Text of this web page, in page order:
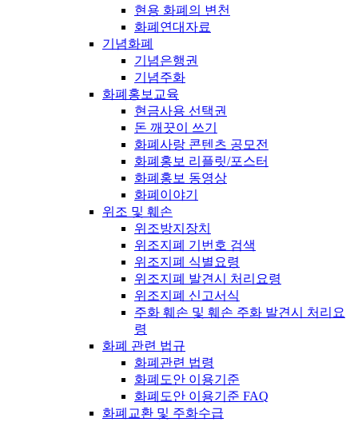
현용 화폐의 변천
화폐연대자료
기념화폐
기념은행권
기념주화
화폐홍보교육
현금사용 선택권
돈 깨끗이 쓰기
화폐사랑 콘텐츠 공모전
화폐홍보 리플릿/포스터
화폐홍보 동영상
화폐이야기
위조 및 훼손
위조방지장치
위조지폐 기번호 검색
위조지폐 식별요령
위조지폐 발견시 처리요령
위조지폐 신고서식
주화 훼손 및 훼손 주화 발견시 처리요
령
화폐 관련 법규
화폐관련 법령
화폐도안 이용기준
화폐도안 이용기준 FAQ
화폐교환 및 주화수급